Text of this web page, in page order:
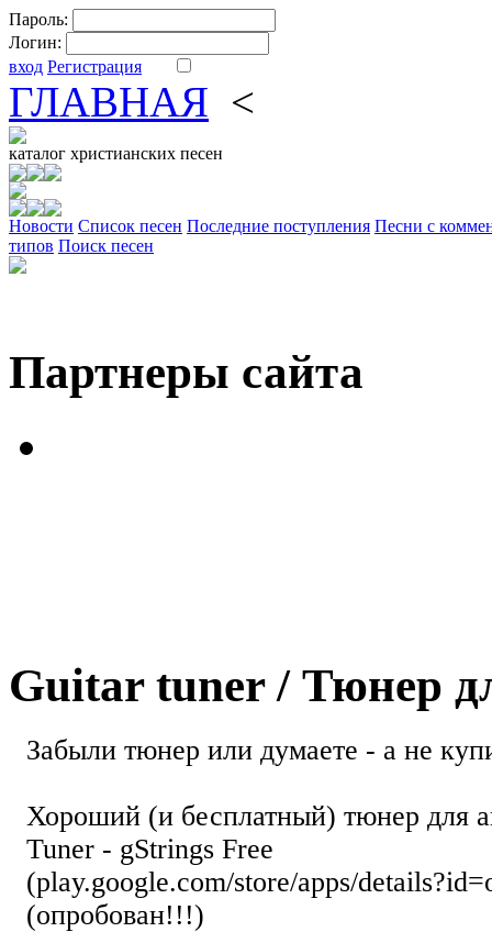
Пароль:
Логин:
вход Регистрация
ГЛАВНАЯ <
каталог христианских песен
Новости Cписок песен Последние поступления Песни с
типов Поиск песен
Партнеры сайта
Guitar tuner / Тюнер
Забыли тюнер или думаете - а не
Хороший (и бесплатный) тюнер для
Tuner - gStrings Free
(play.google.com/store/apps/
(опробован!!!)